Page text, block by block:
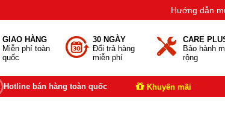
Hướng dẫn
GIAO HÀNG
Miễn phí toàn
quốc
30 NGÀY
Đổi trả hàng
miễn phí
CARE
Bảo hành
rộng
Hotline bán hàng toàn quốc Khuyến mãi